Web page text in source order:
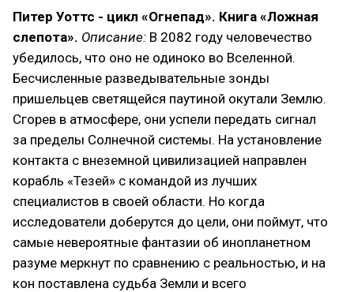
Питер Уоттс - цикл «Огнепад». Книга «Ложная
слепота». Описание: В 2082 году человечество
убедилось, что оно не одиноко во Вселенной.
Бесчисленные разведывательные зонды
пришельцев светящейся паутиной окутали Землю.
Сгорев в атмосфере, они успели передать сигнал
за пределы Солнечной системы. На установление
контакта с внеземной цивилизацией направлен
корабль «Тезей» с командой из лучших
специалистов в своей области. Но когда
исследователи доберутся до цели, они поймут, что
самые невероятные фантазии об инопланетном
разуме меркнут по сравнению с реальностью, и на
кон поставлена судьба Земли и всего